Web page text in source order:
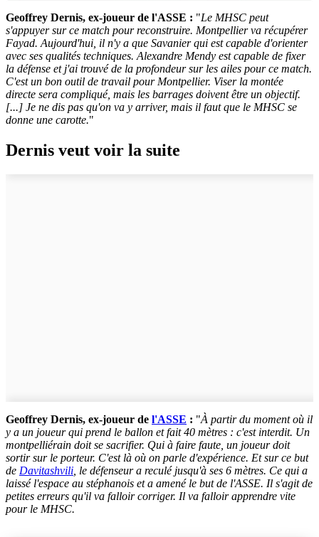
Geoffrey Dernis, ex-joueur de l'ASSE : "Le MHSC peut
s'appuyer sur ce match pour reconstruire. Montpellier va récupérer
Fayad. Aujourd'hui, il n'y a que Savanier qui est capable d'orienter
avec ses qualités techniques. Alexandre Mendy est capable de fixer
la défense et j'ai trouvé de la profondeur sur les ailes pour ce match.
C'est un bon outil de travail pour Montpellier. Viser la montée
directe sera compliqué, mais les barrages doivent être un objectif.
[...] Je ne dis pas qu'on va y arriver, mais il faut que le MHSC se
donne une carotte."
Dernis veut voir la suite
Geoffrey Dernis, ex-joueur de l'ASSE : "À partir du moment où il
y a un joueur qui prend le ballon et fait 40 mètres : c'est interdit. Un
montpelliérain doit se sacrifier. Qui à faire faute, un joueur doit
sortir sur le porteur. C'est là où on parle d'expérience. Et sur ce but
de Davitashvili , le défenseur a reculé jusqu'à ses 6 mètres. Ce qui a
laissé l'espace au stéphanois et a amené le but de l'ASSE. Il s'agit de
petites erreurs qu'il va falloir corriger. Il va falloir apprendre vite
pour le MHSC.